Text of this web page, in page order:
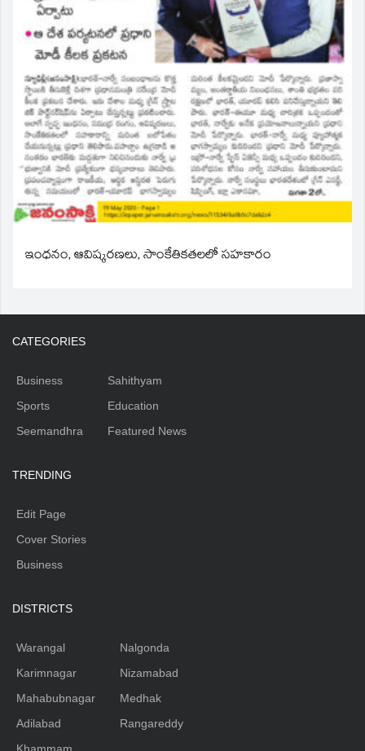
ఇంధనం, ఆవిష్కరణలు, సాంకేతికతలలో సహకారం
CATEGORIES
Business
Sports
Seemandhra
Sahithyam
Education
Featured News
TRENDING
Edit Page
Cover Stories
Business
DISTRICTS
Warangal
Karimnagar
Mahabubnagar
Adilabad
Nalgonda
Nizamabad
Medhak
Rangareddy